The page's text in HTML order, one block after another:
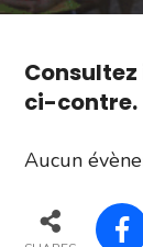
ci-contre.
Aucun